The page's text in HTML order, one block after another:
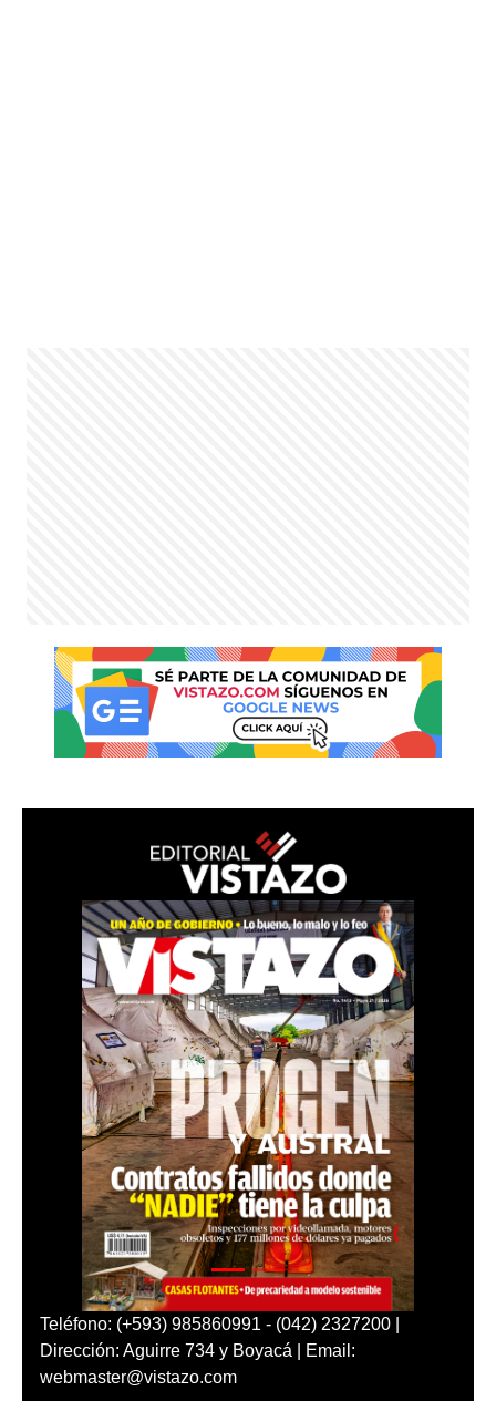
Teléfono: (+593) 985860991 - (042) 2327200 |
Dirección: Aguirre 734 y Boyacá | Email:
webmaster@vistazo.com